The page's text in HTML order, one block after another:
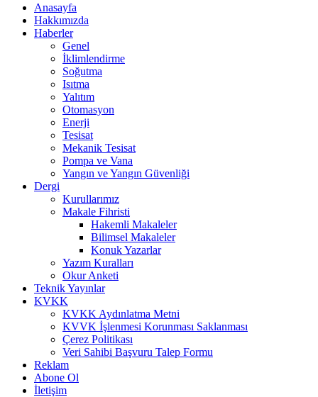
Anasayfa
Hakkımızda
Haberler
Genel
İklimlendirme
Soğutma
Isıtma
Yalıtım
Otomasyon
Enerji
Tesisat
Mekanik Tesisat
Pompa ve Vana
Yangın ve Yangın Güvenliği
Dergi
Kurullarımız
Makale Fihristi
Hakemli Makaleler
Bilimsel Makaleler
Konuk Yazarlar
Yazım Kuralları
Okur Anketi
Teknik Yayınlar
KVKK
KVKK Aydınlatma Metni
KVVK İşlenmesi Korunması Saklanması
Çerez Politikası
Veri Sahibi Başvuru Talep Formu
Reklam
Abone Ol
İletişim